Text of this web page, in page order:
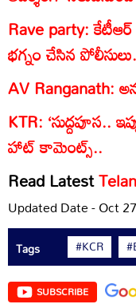
Rave party:
భగ్నం చేసిన
AV Ranganath:
KTR: ‘సుద్దపూస..
హాట్ కామెంట్స్..
Read Latest
Updated Date - Oct
Tags #KCR
SUBSCRIBE